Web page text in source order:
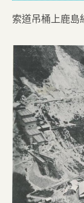
索道吊桶上鹿島